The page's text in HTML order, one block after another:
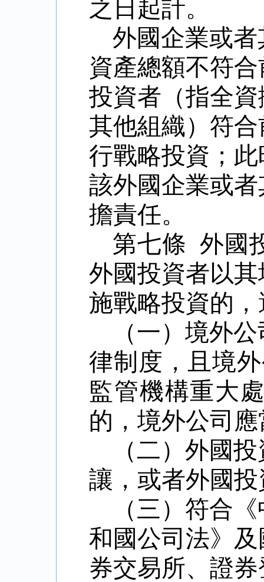
之日起計。
外國企業或
資產總額不符
投資者（指全
其他組織）符
行戰略投資；
該外國企業或
擔責任。
第七條 外國
外國投資者以
施戰略投資的
（一）境外
律制度，且境
監管機構重大
的，境外公司
（二）外國
讓，或者外國
（三）符合
和國公司法》
券交易所、證